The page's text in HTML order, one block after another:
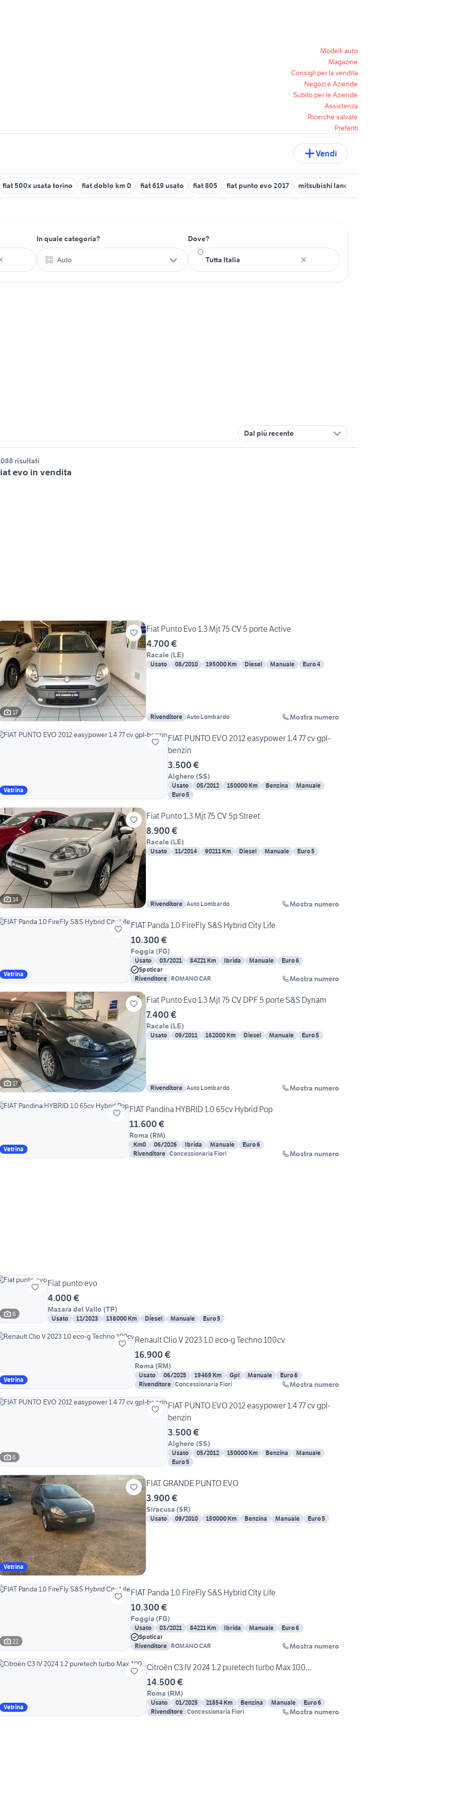
Modelli auto
Magazine
Consigli per la vendita
Negozi e Aziende
Subito per le Aziende
Assistenza
Ricerche salvate
Preferiti
Vendi
fiat 500x usata torino fiat doblo km 0 fiat 619 usato fiat 805 fiat punto evo 2017 mitsubishi lancer evo 10
In quale categoria?
Auto
Dove?
Dal più recente
risultati
evo in vendita
17
Fiat Punto Evo 1.3 Mjt 75 CV 5 porte Active
4.700 €
Racale (LE)
Usato 08/2010 195000 Km Diesel Manuale Euro 4
Rivenditore Auto Lombardo Mostra numero
Vetrina
FIAT PUNTO EVO 2012 easypower 1.4 77 cv gpl-
benzin
3.500 €
Alghero (SS)
Usato 05/2012 150000 Km Benzina
Manuale
Euro 5
14
Fiat Punto 1.3 Mjt 75 CV 5p Street
8.900 €
Racale (LE)
Usato 11/2014 90211 Km Diesel Manuale Euro 5
Rivenditore Auto Lombardo Mostra numero
Vetrina
FIAT Panda 1.0 FireFly S&S Hybrid City Life
10.300 €
Foggia (FG)
Usato 03/2021 84221 Km Ibrida Manuale
Euro 6
Spoticar
Rivenditore ROMANO CAR Mostra numero
17
Fiat Punto Evo 1.3 Mjt 75 CV DPF 5 porte S&S Dynam
7.400 €
Racale (LE)
Usato 09/2011 162000 Km Diesel Manuale Euro 5
Rivenditore Auto Lombardo Mostra numero
Vetrina
FIAT Pandina HYBRID 1.0 65cv Hybrid Pop
11.600 €
Roma (RM)
Km0 06/2026 Ibrida Manuale
Euro 6
Rivenditore Concessionaria Fiori Mostra numero
6
Fiat punto evo
4.000 €
Mazara del Vallo (TP)
Usato 12/2023 138000 Km Diesel Manuale Euro 5
Vetrina
Renault Clio V 2023 1.0 eco-g Techno 100cv
16.900 €
Roma (RM)
Usato 06/2025 19469 Km Gpl Manuale
Euro 6
Rivenditore Concessionaria Fiori Mostra numero
6
FIAT PUNTO EVO 2012 easypower 1.4 77 cv gpl-
benzin
3.500 €
Alghero (SS)
Usato 05/2012 150000 Km Benzina
Manuale
Euro 5
Vetrina
FIAT GRANDE PUNTO EVO
3.900 €
Siracusa (SR)
Usato 09/2010 150000 Km Benzina Manuale Euro 5
22
FIAT Panda 1.0 FireFly S&S Hybrid City Life
10.300 €
Foggia (FG)
Usato 03/2021 84221 Km Ibrida Manuale
Euro 6
Spoticar
Rivenditore ROMANO CAR Mostra numero
Vetrina
Citroën C3 IV 2024 1.2 puretech turbo Max 100...
14.500 €
Roma (RM)
Usato 01/2025 21854 Km Benzina Manuale
Euro 6
Rivenditore Concessionaria Fiori Mostra numero